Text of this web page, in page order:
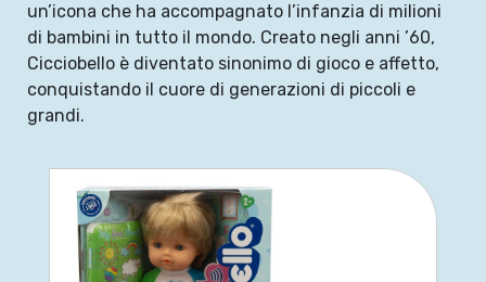
un’icona che ha accompagnato l’infanzia di milioni
di bambini in tutto il mondo. Creato negli anni ’60,
Cicciobello è diventato sinonimo di gioco e affetto,
conquistando il cuore di generazioni di piccoli e
grandi.